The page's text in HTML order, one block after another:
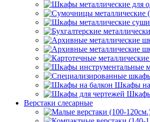
Шкафы на
Шкафы
Верстаки слесарные